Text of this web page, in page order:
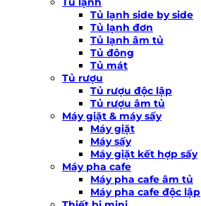
Tủ lạnh side by side
Tủ lạnh đơn
Tủ lạnh âm tủ
Tủ đông
Tủ mát
Tủ rượu
Tủ rượu độc lập
Tủ rượu âm tủ
Máy giặt & máy sấy
Máy giặt
Máy sấy
Máy giặt kết hợp sấy
Máy pha cafe
Máy pha cafe âm tủ
Máy pha cafe độc lập